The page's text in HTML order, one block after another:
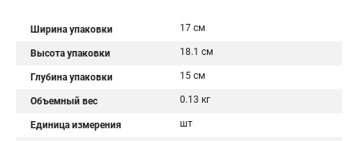
Ширина упаковки 17 см
Высота упаковки 18.1 см
Глубина упаковки 15 см
Объемный вес 0.13 кг
Единица измерения шт